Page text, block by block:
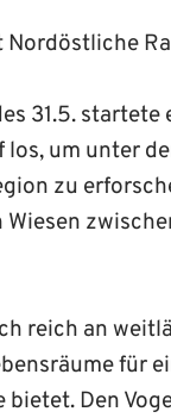
31.5.
los, um unter
zu
reich an
für
bietet. Den